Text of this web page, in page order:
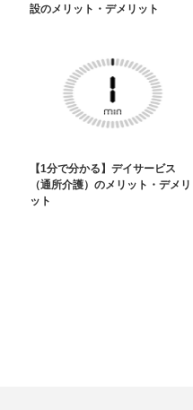
設のメリット・デメリット
【1分で分かる】デイサービス
（通所介護）のメリット・デメリ
ット